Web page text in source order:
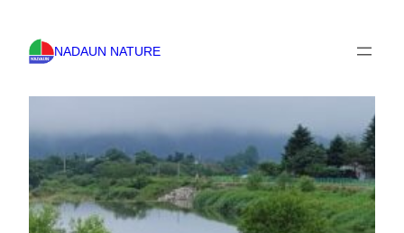
NADAUN NATURE